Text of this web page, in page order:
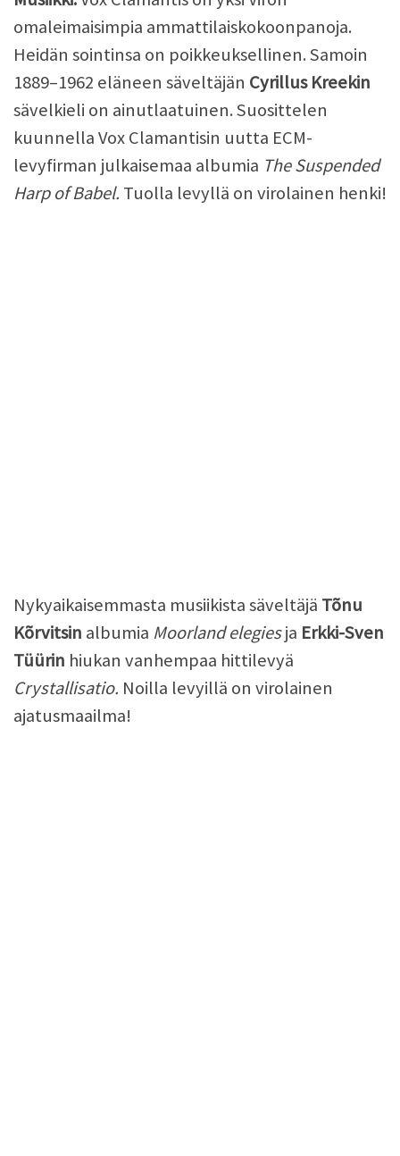
omaleimaisimpia ammattilaiskokoonpanoja.
Heidän sointinsa on poikkeuksellinen. Samoin
1889–1962 eläneen säveltäjän Cyrillus Kreekin
sävelkieli on ainutlaatuinen. Suosittelen
kuunnella Vox Clamantisin uutta ECM-
levyfirman julkaisemaa albumia The Suspended
Harp of Babel. Tuolla levyllä on virolainen henki!
Nykyaikaisemmasta musiikista säveltäjä Tõnu
Kõrvitsin albumia Moorland elegiesja Erkki-Sven
Tüürin hiukan vanhempaa hittilevyä
Crystallisatio. Noilla levyillä on virolainen
ajatusmaailma!